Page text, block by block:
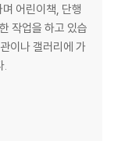
어린이책, 단행
작업을 하고 있습
이나 갤러리에 가